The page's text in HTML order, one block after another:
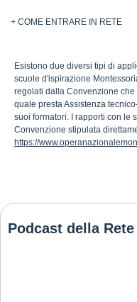
+ COME ENTRARE IN RETE
Esistono due diversi tipi di
scuole d'ispirazione
regolati dalla Convenzione che
quale presta Assistenza
suoi formatori. I rapporti con le
Convenzione stipulata
https://
Podcast della Rete